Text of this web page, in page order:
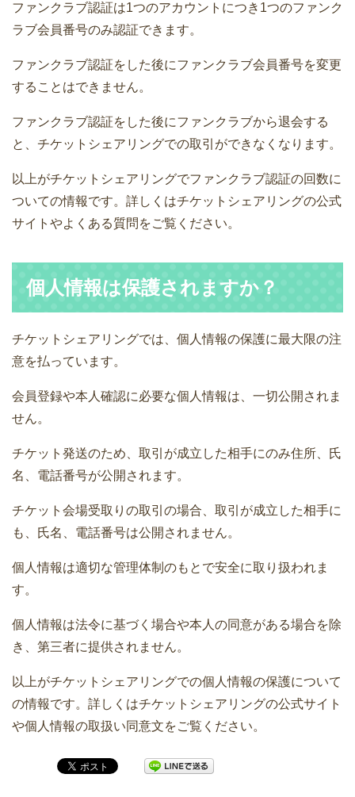
ファンクラブ認証は1つのアカウントにつき1つのファンク
ラブ会員番号のみ認証できます。
ファンクラブ認証をした後にファンクラブ会員番号を変更
することはできません。
ファンクラブ認証をした後にファンクラブから退会する
と、チケットシェアリングでの取引ができなくなります。
以上がチケットシェアリングでファンクラブ認証の回数に
ついての情報です。詳しくはチケットシェアリングの公式
サイトやよくある質問をご覧ください。
個人情報は保護されますか？
チケットシェアリングでは、個人情報の保護に最大限の注
意を払っています。
会員登録や本人確認に必要な個人情報は、一切公開されま
せん。
チケット発送のため、取引が成立した相手にのみ住所、氏
名、電話番号が公開されます。
チケット会場受取りの取引の場合、取引が成立した相手に
も、氏名、電話番号は公開されません。
個人情報は適切な管理体制のもとで安全に取り扱われま
す。
個人情報は法令に基づく場合や本人の同意がある場合を除
き、第三者に提供されません。
以上がチケットシェアリングでの個人情報の保護について
の情報です。詳しくはチケットシェアリングの公式サイト
や個人情報の取扱い同意文をご覧ください。